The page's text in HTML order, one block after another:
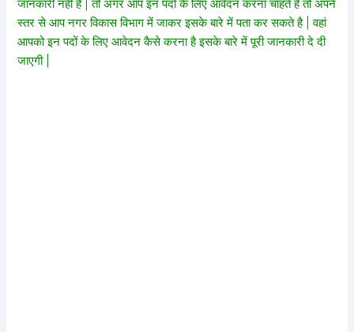
जानकारी नहीं है | तो अगर आप इन पदों के लिए आवेदन करना चाहते है तो अपने
स्तर से आप नगर विकास विभाग में जाकर इसके बारे में पता कर सकते है | वहां
आपको इन पदों के लिए आवेदन कैसे करना है इसके बारे में पूरी जानकारी दे दी
जाएगी |